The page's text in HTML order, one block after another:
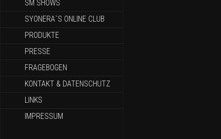
SM SHOWS
SYONERA`S ONLINE CLUB
PRODUKTE
PRESSE
FRAGEBOGEN
KONTAKT & DATENSCHUTZ
LINKS
IMPRESSUM